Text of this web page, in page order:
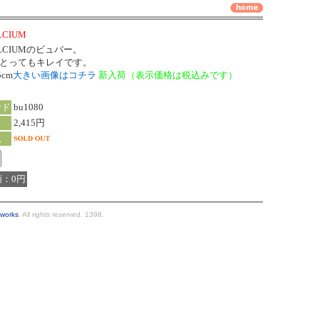
のビュバー。
ってもキレイです。
大きい画像はコチラ 新入荷（表示価格は税込みです）
bu1080
2,415円
0円
. All rights reserved. 1398.